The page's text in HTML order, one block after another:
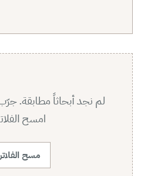
لم نجد أبحاثاً مطابقة.
امسح
مسح الفلاتر